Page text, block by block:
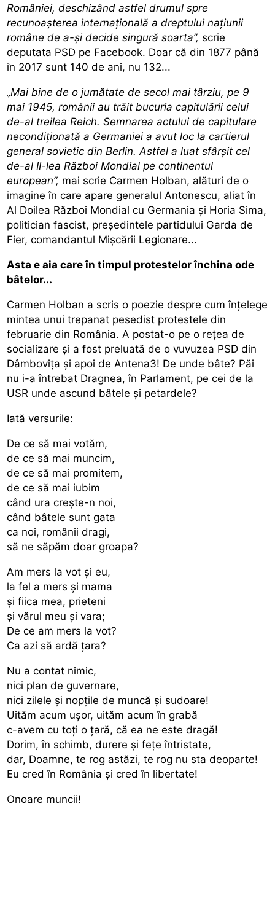
României, deschizând astfel drumul spre
recunoaşterea internaţională a dreptului naţiunii
române de a-şi decide singură soarta”, scrie
deputata PSD pe Facebook. Doar că din 1877 până
în 2017 sunt 140 de ani, nu 132...
„Mai bine de o jumătate de secol mai târziu, pe 9
mai 1945, românii au trăit bucuria capitulării celui
de-al treilea Reich. Semnarea actului de capitulare
necondiţionată a Germaniei a avut loc la cartierul
general sovietic din Berlin. Astfel a luat sfârşit cel
de-al II-lea Război Mondial pe continentul
european”, mai scrie Carmen Holban, alături de o
imagine în care apare generalul Antonescu, aliat în
Al Doilea Război Mondial cu Germania şi Horia Sima,
politician fascist, președintele partidului Garda de
Fier, comandantul Mișcării Legionare...
Asta e aia care în timpul protestelor închina ode
bâtelor...
Carmen Holban a scris o poezie despre cum înțelege
mintea unui trepanat pesedist protestele din
februarie din România. A postat-o pe o rețea de
socializare și a fost preluată de o vuvuzea PSD din
Dâmbovița și apoi de Antena3! De unde bâte? Păi
nu i-a întrebat Dragnea, în Parlament, pe cei de la
USR unde ascund bâtele și petardele?
Iată versurile:
De ce să mai votăm,
de ce să mai muncim,
de ce să mai promitem,
de ce să mai iubim
când ura crește-n noi,
când bâtele sunt gata
ca noi, românii dragi,
să ne săpăm doar groapa?
Am mers la vot și eu,
la fel a mers și mama
și fiica mea, prieteni
și vărul meu și vara;
De ce am mers la vot?
Ca azi să ardă țara?
Nu a contat nimic,
nici plan de guvernare,
nici zilele și nopțile de muncă și sudoare!
Uităm acum ușor, uităm acum în grabă
c-avem cu toți o țară, că ea ne este dragă!
Dorim, în schimb, durere și fețe întristate,
dar, Doamne, te rog astăzi, te rog nu sta deoparte!
Eu cred în România și cred în libertate!
Onoare muncii!